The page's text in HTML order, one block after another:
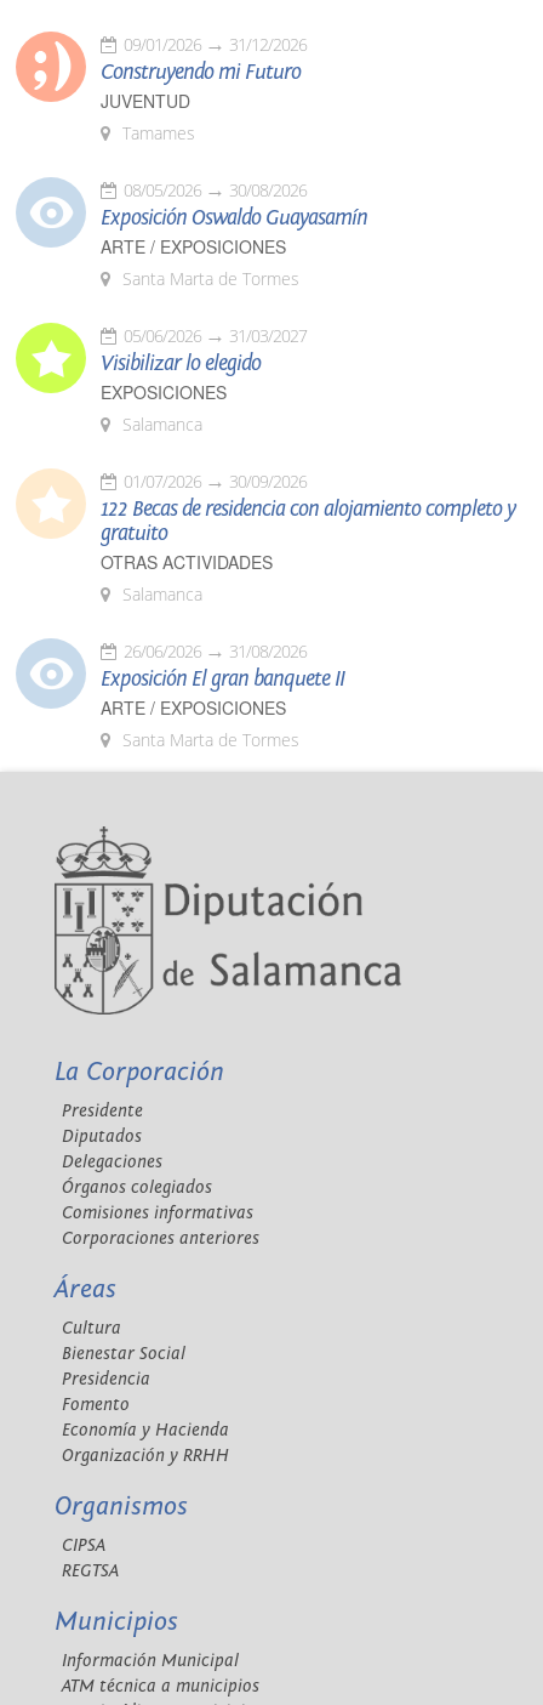
09/01/2026 31/12/2026
Construyendo mi Futuro
JUVENTUD
Tamames
08/05/2026 30/08/2026
Exposición Oswaldo Guayasamín
ARTE / EXPOSICIONES
Santa Marta de Tormes
05/06/2026 31/03/2027
Visibilizar lo elegido
EXPOSICIONES
Salamanca
01/07/2026 30/09/2026
122 Becas de residencia con alojamiento completo y
gratuito
OTRAS ACTIVIDADES
Salamanca
26/06/2026 31/08/2026
Exposición El gran banquete II
ARTE / EXPOSICIONES
Santa Marta de Tormes
La Corporación
Presidente
Diputados
Delegaciones
Órganos colegiados
Comisiones informativas
Corporaciones anteriores
Áreas
Cultura
Bienestar Social
Presidencia
Fomento
Economía y Hacienda
Organización y RRHH
Organismos
CIPSA
REGTSA
Municipios
Información Municipal
ATM técnica a municipios